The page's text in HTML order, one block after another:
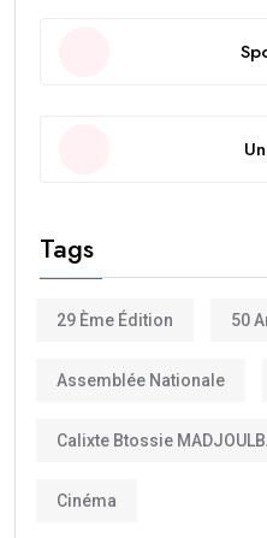
Tags
29 Ème Édition 50
Assemblée Nationale
Calixte Btossie
Cinéma